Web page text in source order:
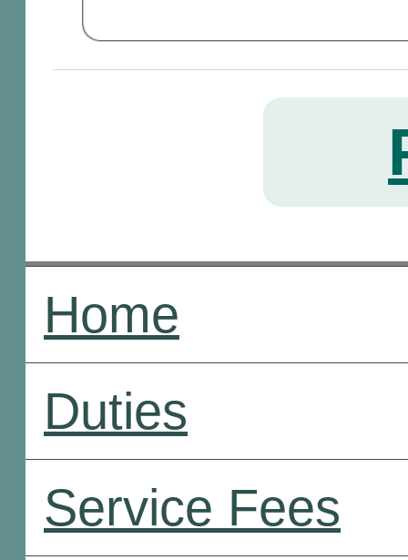
Home
Duties
Service Fees